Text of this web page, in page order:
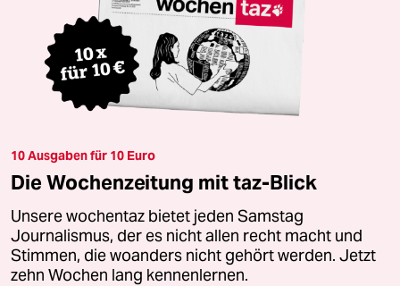
10 Ausgaben für 10 Euro
Die Wochenzeitung mit taz-Blick
Unsere wochentaz bietet jeden Samstag
Journalismus, der es nicht allen recht macht und
Stimmen, die woanders nicht gehört werden. Jetzt
zehn Wochen lang kennenlernen.